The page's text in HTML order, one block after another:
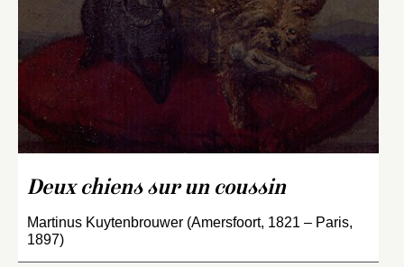
Deux chiens sur un coussin
Martinus Kuytenbrouwer (Amersfoort, 1821 – Paris,
1897)